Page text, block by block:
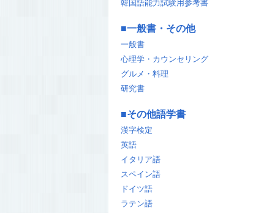
韓国語能力試験用参考書
■一般書・その他
一般書
心理学・カウンセリング
グルメ・料理
研究書
■その他語学書
漢字検定
英語
イタリア語
スペイン語
ドイツ語
ラテン語